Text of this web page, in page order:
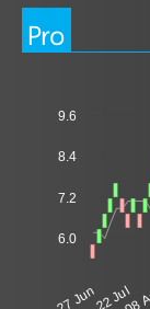
Pro
27 Jun22 Jul08
6.0
7.2
8.4
9.6